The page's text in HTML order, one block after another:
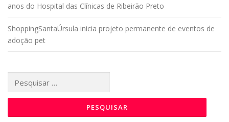
anos do Hospital das Clínicas de Ribeirão Preto
ShoppingSantaÚrsula inicia projeto permanente de eventos de
adoção pet
por: